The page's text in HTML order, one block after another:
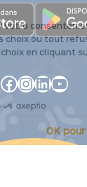
2024
©Partnaire
Tous
Facebook
donner votre
vos choix ou
vos choix en
par